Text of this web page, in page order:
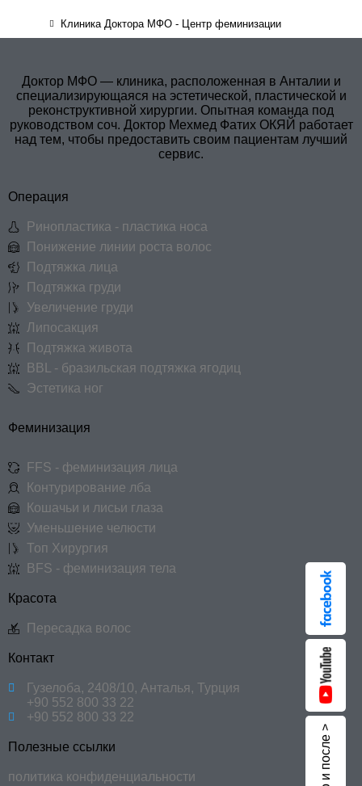
Клиника Доктора МФО - Центр феминизации
Доктор МФО — клиника, расположенная в Анталии и
специализирующаяся на эстетической, пластической и
реконструктивной хирургии. Опытная команда под
руководством соч. Доктор Мехмед Фатих ОКЯЙ работает
над тем, чтобы предоставить своим пациентам лучший
сервис.
Операция
Ринопластика - пластика носа
Понижение линии роста волос
Подтяжка лица
Подтяжка груди
Увеличение груди
Липосакция
Подтяжка живота
BBL - бразильская подтяжка ягодиц
Эстетика ног
Феминизация
FFS - феминизация лица
Контурирование лба
Кошачьи и лисьи глаза
Уменьшение челюсти
Топ Хирургия
BFS - феминизация тела
Красота
Пересадка волос
Контакт
Гузелоба, 2408/10, Анталья, Турция
+90 552 800 33 22
+90 552 800 33 22
Полезные ссылки
политика конфиденциальности До и после >